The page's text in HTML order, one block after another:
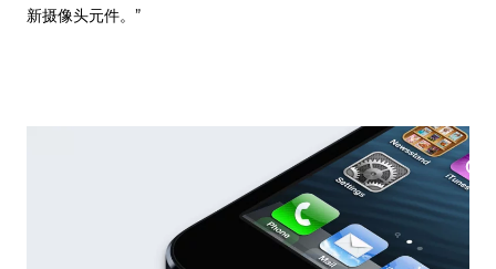
新摄像头元件。”